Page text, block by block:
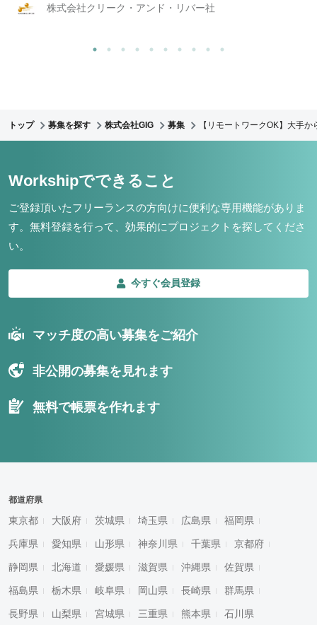
株式会社クリーク・アンド・リバー社
トップ 募集を探す 株式会社GIG 募集 【リモートワークOK】大手
Workshipでできること
ご登録頂いたフリーランスの方向けに便利な専用機能がありま
す。 無料登録を行って、効果的にプロジェクトを探してくださ
い。
今すぐ会員登録
マッチ度の高い募集をご紹介
非公開の募集を見れます
無料で帳票を作れます
都道府県
東京都 大阪府 茨城県 埼玉県 広島県 福岡県
兵庫県 愛知県 山形県 神奈川県 千葉県 京都府
静岡県 北海道 愛媛県 滋賀県 沖縄県 佐賀県
福島県 栃木県 岐阜県 岡山県 長崎県 群馬県
長野県 山梨県 宮城県 三重県 熊本県 石川県